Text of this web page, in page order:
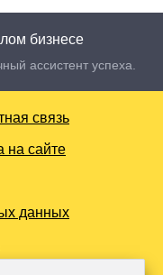
бизнесе
ассистент успеха.
связь
на сайте
данных